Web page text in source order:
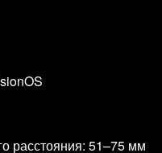
расстояния: 51–75 мм